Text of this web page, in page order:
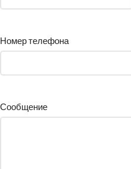
Номер телефона
Сообщение